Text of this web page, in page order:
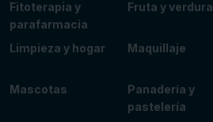
Fitoterapia y
parafarmacia
Fruta y verdura
Limpieza y hogar
Maquillaje
Mascotas
Panadería y
pastelería